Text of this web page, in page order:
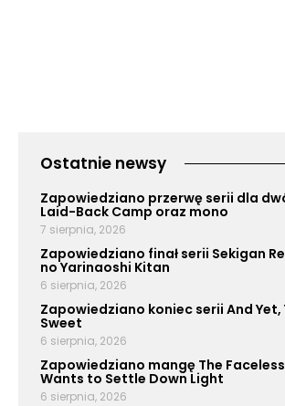
Ostatnie newsy
Zapowiedziano przerwę serii dla
Laid-Back Camp oraz mono
7 sierpnia, 2026
Zapowiedziano finał serii Sekigan
no Yarinaoshi Kitan
6 sierpnia, 2026
Zapowiedziano koniec serii And Yet,
Sweet
6 sierpnia, 2026
Zapowiedziano mangę The
Wants to Settle Down Light
6 sierpnia, 2026